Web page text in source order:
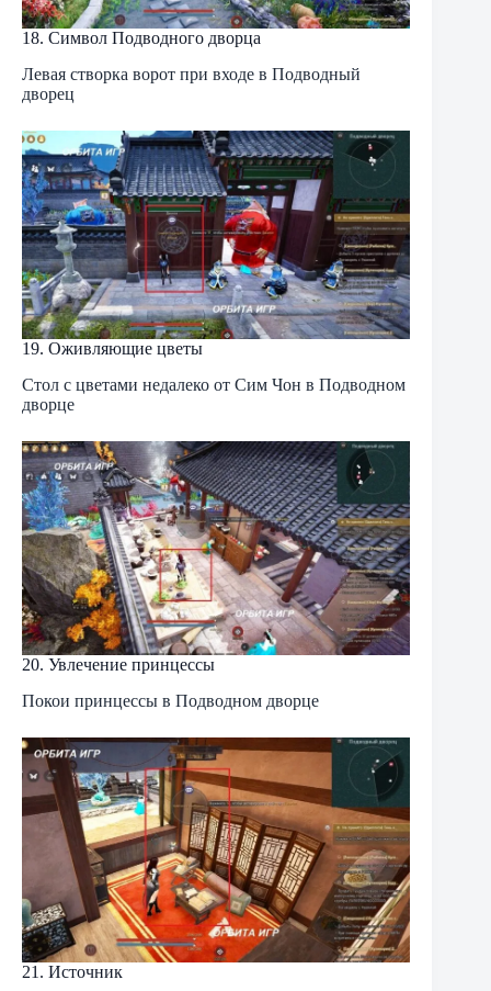
18. Символ Подводного дворца
Левая створка ворот при входе в Подводный
дворец
19. Оживляющие цветы
Стол с цветами недалеко от Сим Чон в Подводном
дворце
20. Увлечение принцессы
Покои принцессы в Подводном дворце
21. Источник